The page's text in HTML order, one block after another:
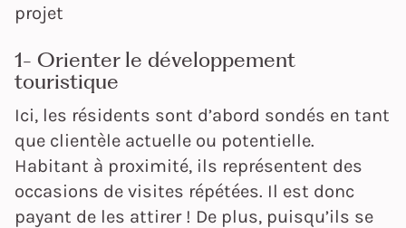
projet
1- Orienter le développement
touristique
Ici, les résidents sont d’abord sondés en tant
que clientèle actuelle ou potentielle.
Habitant à proximité, ils représentent des
occasions de visites répétées. Il est donc
payant de les attirer ! De plus, puisqu’ils se